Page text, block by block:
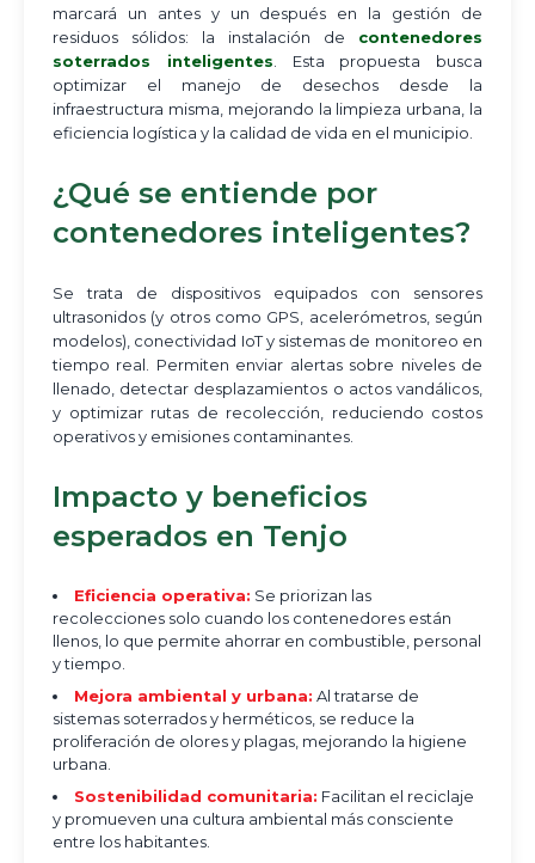
marcará un antes y un después en la gestión de
residuos sólidos: la instalación de contenedores
soterrados inteligentes. Esta propuesta busca
optimizar el manejo de desechos desde la
infraestructura misma, mejorando la limpieza urbana, la
eficiencia logística y la calidad de vida en el municipio.
¿Qué se entiende por
contenedores inteligentes?
Se trata de dispositivos equipados con sensores
ultrasonidos (y otros como GPS, acelerómetros, según
modelos), conectividad IoT y sistemas de monitoreo en
tiempo real. Permiten enviar alertas sobre niveles de
llenado, detectar desplazamientos o actos vandálicos,
y optimizar rutas de recolección, reduciendo costos
operativos y emisiones contaminantes.
Impacto y beneficios
esperados en Tenjo
Eficiencia operativa: Se priorizan las
recolecciones solo cuando los contenedores están
llenos, lo que permite ahorrar en combustible, personal
y tiempo.
Mejora ambiental y urbana: Al tratarse de
sistemas soterrados y herméticos, se reduce la
proliferación de olores y plagas, mejorando la higiene
urbana.
Sostenibilidad comunitaria: Facilitan el reciclaje
y promueven una cultura ambiental más consciente
entre los habitantes.